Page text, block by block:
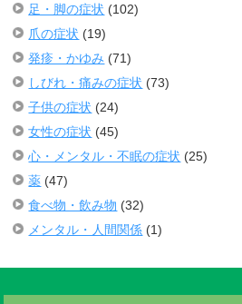
足・脚の症状 (102)
爪の症状 (19)
発疹・かゆみ (71)
しびれ・痛みの症状 (73)
子供の症状 (24)
女性の症状 (45)
心・メンタル・不眠の症状 (25)
薬 (47)
食べ物・飲み物 (32)
メンタル・人間関係 (1)